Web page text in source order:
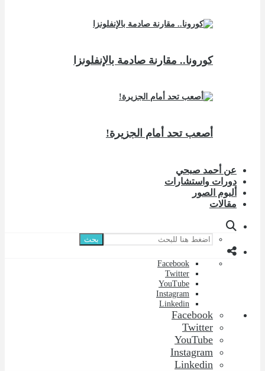
كورونا.. مقارنة صادمة بالإنفلونزا
أصعب تحد أمام الجزيرة!
عن أحمد صبحي
دورات واستشارات
ألبوم الصور
مقالات
بحث
Facebook
Twitter
YouTube
Instagram
Linkedin
Facebook
Twitter
YouTube
Instagram
Linkedin